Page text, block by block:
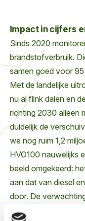
Impact in cijfers
Sinds 2020
brandstofverbruik.
samen goed voor
Met de landelijke
nu al flink dalen en
richting 2030 alleen
duidelijk de
we nog ruim 1,2
HVO100 nauwelijks
beeld omgekeerd:
aan dat van diesel
door. De
twee keer zoveel